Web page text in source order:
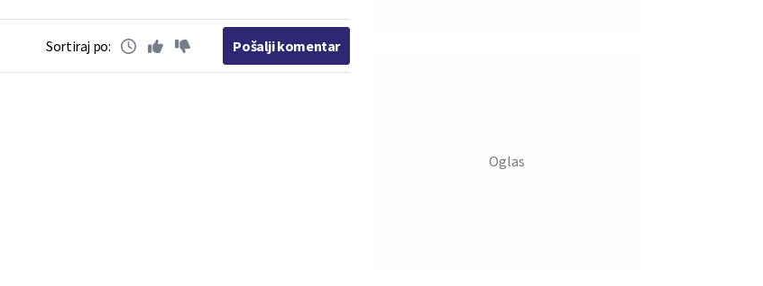
Sortiraj po: Pošalji komentar